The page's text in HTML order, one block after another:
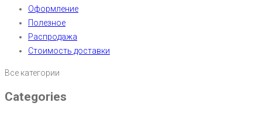
Оформление
Полезное
Распродажа
Стоимость доставки
Все категории
Categories